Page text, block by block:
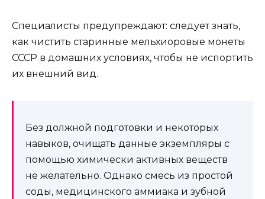
Специалисты предупреждают: следует знать,
как чистить старинные мельхиоровые монеты
СССР в домашних условиях, чтобы не испортить
их внешний вид.
Без должной подготовки и некоторых
навыков, очищать данные экземпляры с
помощью химически активных веществ
не желательно. Однако смесь из простой
соды, медицинского аммиака и зубной